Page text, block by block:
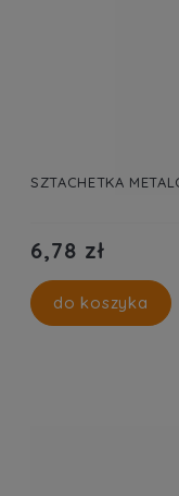
SZTACHETKA
6,78 zł
do koszyka